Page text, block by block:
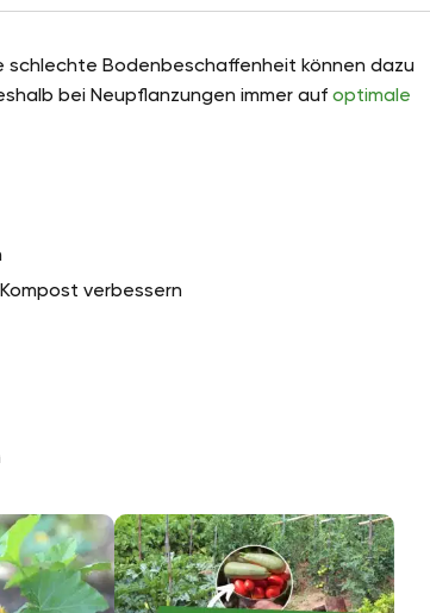
schlechte Bodenbeschaffenheit können dazu
bei Neupflanzungen immer auf optimale
verbessern